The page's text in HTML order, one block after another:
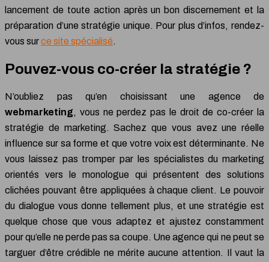
lancement de toute action après un bon discernement et la
préparation d’une stratégie unique. Pour plus d’infos, rendez-
vous surce site spécialisé.
Pouvez-vous co-créer la stratégie ?
N’oubliez pas qu’en choisissant une agence de
webmarketing, vous ne perdez pas le droit de co-créer la
stratégie de marketing. Sachez que vous avez une réelle
influence sur sa forme et que votre voix est déterminante. Ne
vous laissez pas tromper par les spécialistes du marketing
orientés vers le monologue qui présentent des solutions
clichées pouvant être appliquées à chaque client. Le pouvoir
du dialogue vous donne tellement plus, et une stratégie est
quelque chose que vous adaptez et ajustez constamment
pour qu’elle ne perde pas sa coupe. Une agence qui ne peut se
targuer d’être crédible ne mérite aucune attention. Il vaut la